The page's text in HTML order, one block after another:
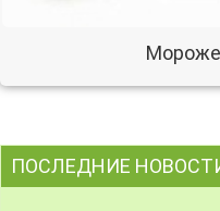
ПОСЛЕДНИЕ